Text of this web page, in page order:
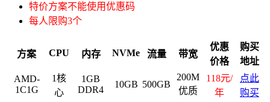
特价方案不能使用优惠码
每人限购3个
方案 CPU 内存 NVMe 流量 带宽
优惠
价格
购买
地址
AMD-
1C1G
1核
心
1GB
DDR4
10GB 500GB
200M
优质
118元/
年
点此
购买